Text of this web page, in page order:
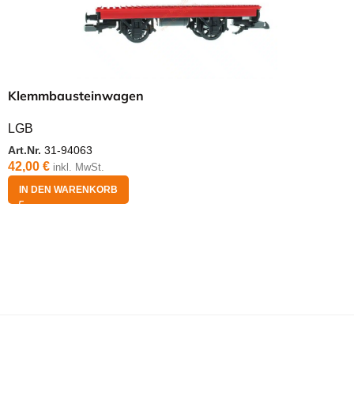
Klemmbausteinwagen
LGB
Art.Nr. 31-94063
42,00 € inkl. MwSt.
IN DEN WARENKORB